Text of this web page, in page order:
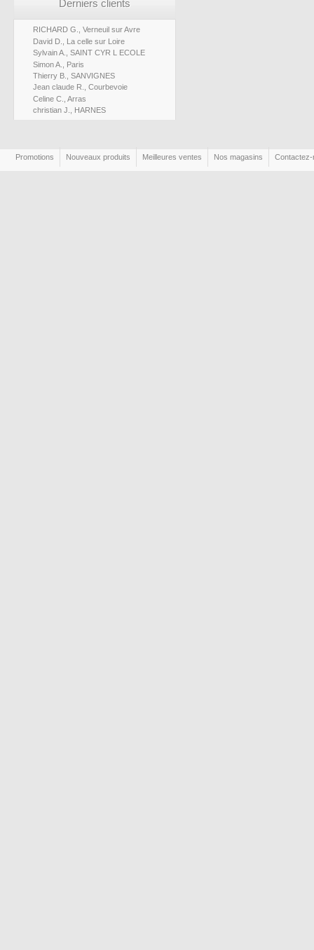
Derniers clients
RICHARD G., Verneuil sur Avre
David D., La celle sur Loire
Sylvain A., SAINT CYR L ECOLE
Simon A., Paris
Thierry B., SANVIGNES
Jean claude R., Courbevoie
Celine C., Arras
christian J., HARNES
Promotions Nouveaux produits Meilleures ventes Nos magasins Contactez-